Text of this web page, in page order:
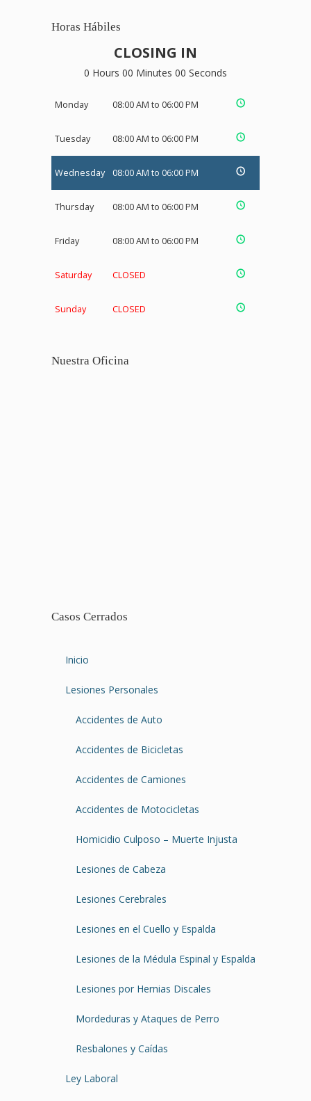
Horas Hábiles
CLOSING IN
0 Hours 00 Minutes 00 Seconds
Monday 08:00 AM to 06:00 PM
Tuesday 08:00 AM to 06:00 PM
Wednesday 08:00 AM to 06:00 PM
Thursday 08:00 AM to 06:00 PM
Friday 08:00 AM to 06:00 PM
Saturday CLOSED
Sunday CLOSED
Nuestra Oficina
Casos Cerrados
Inicio
Lesiones Personales
Accidentes de Auto
Accidentes de Bicicletas
Accidentes de Camiones
Accidentes de Motocicletas
Homicidio Culposo – Muerte Injusta
Lesiones de Cabeza
Lesiones Cerebrales
Lesiones en el Cuello y Espalda
Lesiones de la Médula Espinal y Espalda
Lesiones por Hernias Discales
Mordeduras y Ataques de Perro
Resbalones y Caídas
Ley Laboral